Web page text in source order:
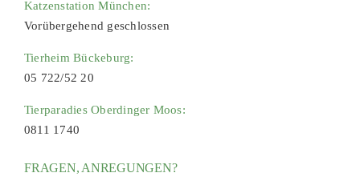
Katzenstation München:
Vorübergehend geschlossen
Tierheim Bückeburg:
05 722/52 20
Tierparadies Oberdinger Moos:
0811 1740
FRAGEN, ANREGUNGEN?